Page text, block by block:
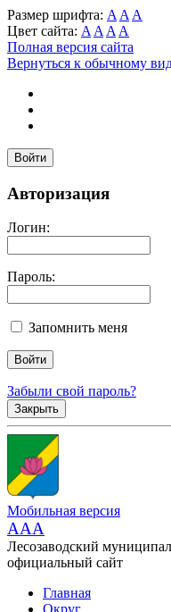
Размер шрифта: A A A
Цвет сайта: A A A A
Полная версия сайта
Вернуться к обычному
Войти
Авторизация
Логин:
Пароль:
Запомнить меня
Забыли свой пароль?
Закрыть
Мобильная версия
AAA
Лесозаводский
официальный сайт
Главная